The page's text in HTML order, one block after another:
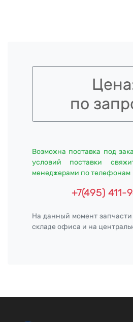
по
Возможна поставка под
условий поставки
менеджерами по телефонам
+7(495) 411-
На данный момент
складе офиса и на